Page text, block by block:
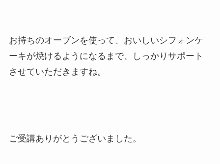
お持ちのオーブンを使って、おいしいシフォンケ
ーキが焼けるようになるまで、しっかりサポート
させていただきますね。
ご受講ありがとうございました。